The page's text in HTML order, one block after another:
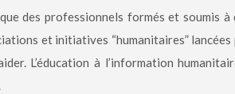
des professionnels formés et soumis
et initiatives “humanitaires”
L’éducation à l’information